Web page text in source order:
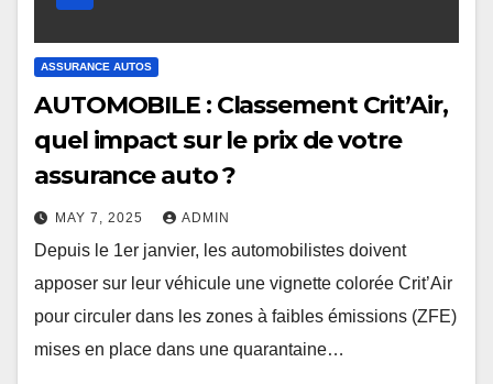
ASSURANCE AUTOS
AUTOMOBILE : Classement Crit’Air,
quel impact sur le prix de votre
assurance auto ?
MAY 7, 2025 ADMIN
Depuis le 1er janvier, les automobilistes doivent
apposer sur leur véhicule une vignette colorée Crit’Air
pour circuler dans les zones à faibles émissions (ZFE)
mises en place dans une quarantaine…